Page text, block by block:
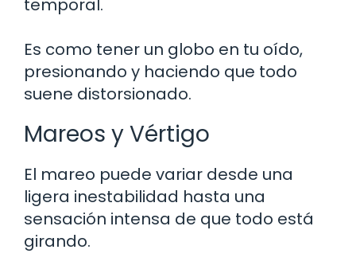
temporal.
Es como tener un globo en tu oído,
presionando y haciendo que todo
suene distorsionado.
Mareos y Vértigo
El mareo puede variar desde una
ligera inestabilidad hasta una
sensación intensa de que todo está
girando.